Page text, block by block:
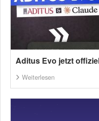
Aditus Evo jetzt
Weiterlesen